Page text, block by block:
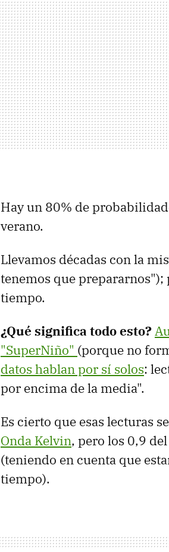
Hay un 80% de
verano.
Llevamos décadas con la
tenemos que prepararnos");
tiempo.
¿Qué significa todo esto?
"SuperNiño" (porque no
datos hablan por sí solos:
por encima de la media".
Es cierto que esas lecturas
Onda Kelvin, pero los 0,9
(teniendo en cuenta que
tiempo).